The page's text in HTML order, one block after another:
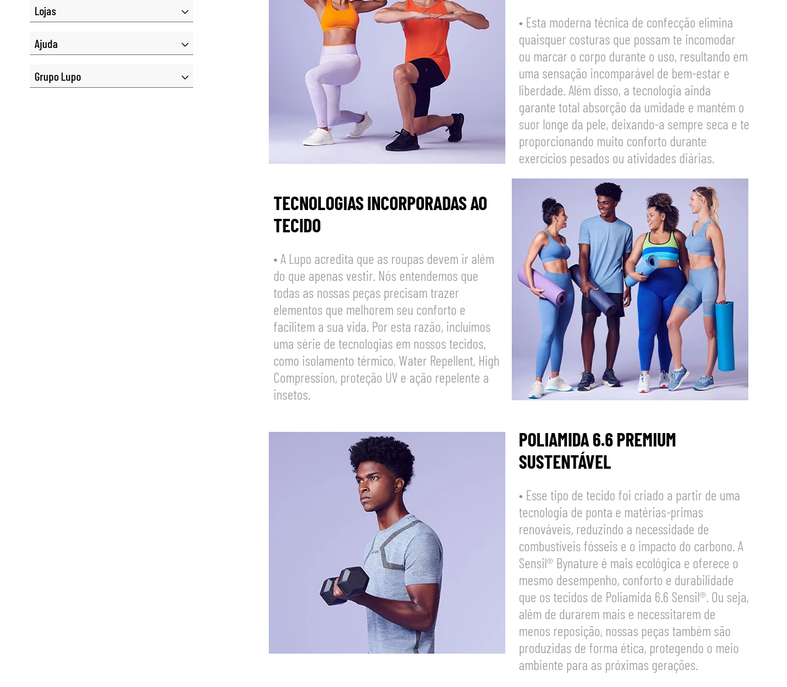
Lojas
Ajuda
Grupo Lupo
• Esta moderna técnica de confecção elimina
quaisquer costuras que possam te incomodar
ou marcar o corpo durante o uso, resultando em
uma sensação incomparável de bem-estar e
liberdade. Além disso, a tecnologia ainda
garante total absorção da umidade e mantém o
suor longe da pele, deixando-a sempre seca e te
proporcionando muito conforto durante
exercícios pesados ou atividades diárias.
TECNOLOGIAS INCORPORADAS AO
TECIDO
• A Lupo acredita que as roupas devem ir além
do que apenas vestir. Nós entendemos que
todas as nossas peças precisam trazer
elementos que melhorem seu conforto e
facilitem a sua vida. Por esta razão, incluímos
uma série de tecnologias em nossos tecidos,
como isolamento térmico, Water Repellent, High
Compression, proteção UV e ação repelente a
insetos.
POLIAMIDA 6.6 PREMIUM
SUSTENTÁVEL
• Esse tipo de tecido foi criado a partir de uma
tecnologia de ponta e matérias-primas
renováveis, reduzindo a necessidade de
combustíveis fósseis e o impacto do carbono. A
Sensil® Bynature é mais ecológica e oferece o
mesmo desempenho, conforto e durabilidade
que os tecidos de Poliamida 6.6 Sensil®. Ou seja,
além de durarem mais e necessitarem de
menos reposição, nossas peças também são
produzidas de forma ética, protegendo o meio
ambiente para as próximas gerações.